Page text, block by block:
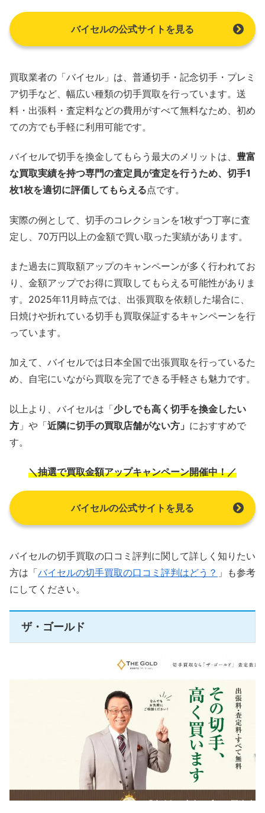
バイセルの公式サイトを見る
買取業者の「バイセル」は、普通切手・記念切手・プレミ
ア切手など、幅広い種類の切手買取を行っています。送
料・出張料・査定料などの費用がすべて無料なため、初め
ての方でも手軽に利用可能です。
バイセルで切手を換金してもらう最大のメリットは、 豊富
な買取実績を持つ専門の査定員が査定を行うため、切手1
枚1枚を適切に評価してもらえる点です。
実際の例として、切手のコレクションを1枚ずつ丁寧に査
定し、70万円以上の金額で買い取った実績があります。
また過去に買取額アップのキャンペーンが多く行われてお
り、金額アップでお得に買取してもらえる可能性がありま
す。2025年11月時点では、出張買取を依頼した場合に、
日焼けや折れている切手も買取保証するキャンペーンを行
っています。
加えて、バイセルでは日本全国で出張買取を行っているた
め、自宅にいながら買取を完了できる手軽さも魅力です。
以上より、バイセルは「少しでも高く切手を換金したい
方 」や「近隣に切手の買取店舗がない方」 におすすめで
す。
＼抽選で買取金額アップキャンペーン開催中！／
バイセルの公式サイトを見る
バイセルの切手買取の口コミ評判に関して詳しく知りたい
方は「バイセルの切手買取の口コミ評判はどう？ 」も参考
にしてください。
ザ・ゴールド